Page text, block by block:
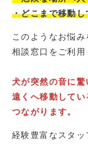
・どこまで移動
このようなお悩
相談窓口をご利用
犬が突然の音に
遠くへ移動して
つながります。
経験豊富なスタ